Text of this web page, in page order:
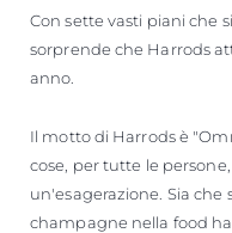
Con sette vasti piani che
sorprende che Harrods
anno.
Il motto di Harrods è
cose, per tutte le
un'esagerazione. Sia che
champagne nella food